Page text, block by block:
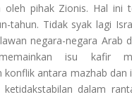
oleh pihak Zionis. Hal ini
tahun. Tidak syak lagi
negara-negara Arab
isu kafir
konflik antara mazhab dan
dalam